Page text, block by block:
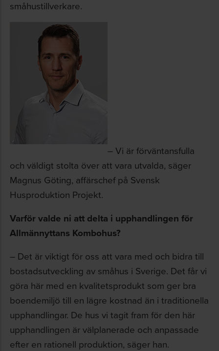
småhustillverkare.
– Vi är förväntansfulla
och väldigt stolta över att vara utvalda, säger
Magnus Göting, affärschef på Svensk
Husproduktion Projekt.
Varför valde ni att delta i upphandlingen för
Allmännyttans Kombohus?
– Det är viktigt för oss att vara med och bidra till
bostadsutveckling av småhus i Sverige. Det får vi
göra här med en kvalitetsprodukt som ger bra
boendemiljö till en lägre kostnad än i traditionella
upphandlingar. De hus vi tagit fram för den här
upphandlingen är välplanerade och anpassade
efter en rationell produktion, säger han.